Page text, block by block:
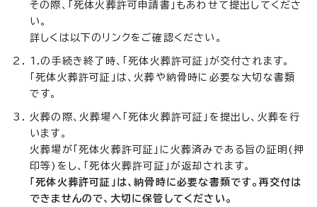
その際、「死体火葬許可申請書」もあわせて提出してくださ
い。
詳しくは以下のリンクをご確認ください。
1.の手続き終了時、「死体火葬許可証」が交付されます。
「死体火葬許可証」は、火葬や納骨時に必要な大切な書類
です。
火葬の際、火葬場へ「死体火葬許可証」を提出し、火葬を行
います。
火葬場が「死体火葬許可証」に火葬済みである旨の証明(押
印等)をし、「死体火葬許可証」が返却されます。
「死体火葬許可証」は、納骨時に必要な書類です。再交付は
できませんので、大切に保管してください。